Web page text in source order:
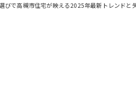
びで高槻市住宅が映える2025年最新トレンドと